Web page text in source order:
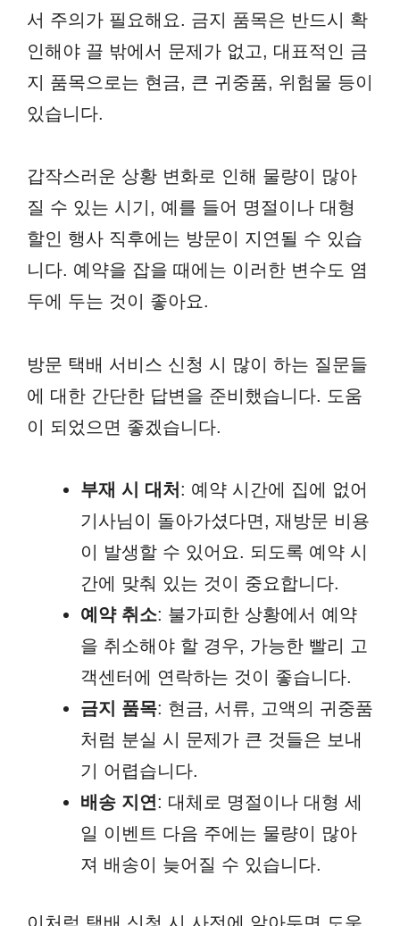
서 주의가 필요해요. 금지 품목은 반드시 확
인해야 끌 밖에서 문제가 없고, 대표적인 금
지 품목으로는 현금, 큰 귀중품, 위험물 등이
있습니다.
갑작스러운 상황 변화로 인해 물량이 많아
질 수 있는 시기, 예를 들어 명절이나 대형
할인 행사 직후에는 방문이 지연될 수 있습
니다. 예약을 잡을 때에는 이러한 변수도 염
두에 두는 것이 좋아요.
방문 택배 서비스 신청 시 많이 하는 질문들
에 대한 간단한 답변을 준비했습니다. 도움
이 되었으면 좋겠습니다.
부재 시 대처 : 예약 시간에 집에 없어
기사님이 돌아가셨다면, 재방문 비용
이 발생할 수 있어요. 되도록 예약 시
간에 맞춰 있는 것이 중요합니다.
예약 취소: 불가피한 상황에서 예약
을 취소해야 할 경우, 가능한 빨리 고
객센터에 연락하는 것이 좋습니다.
금지 품목: 현금, 서류, 고액의 귀중품
처럼 분실 시 문제가 큰 것들은 보내
기 어렵습니다.
배송 지연 : 대체로 명절이나 대형 세
일 이벤트 다음 주에는 물량이 많아
져 배송이 늦어질 수 있습니다.